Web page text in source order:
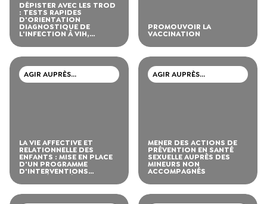
DÉPISTER AVEC LES TROD
: TESTS RAPIDES
D'ORIENTATION
DIAGNOSTIQUE DE
L'INFECTION À VIH,
PROMOUVOIR LA
VACCINATION
AGIR AUPRÈS
D’ADOLESCENTS ET DE
LA VIE AFFECTIVE ET
RELATIONNELLE DES
ENFANTS : MISE EN PLACE
D'UN PROGRAMME
D'INTERVENTIONS
AGIR AUPRÈS
D’ADOLESCENTS ET DE
MENER DES ACTIONS DE
PRÉVENTION EN SANTÉ
SEXUELLE AUPRÈS DES
MINEURS NON
ACCOMPAGNÉS